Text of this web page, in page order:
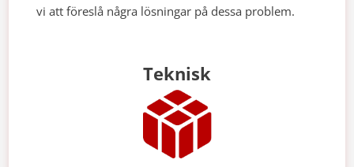
vi att föreslå några lösningar på dessa problem.
Teknisk